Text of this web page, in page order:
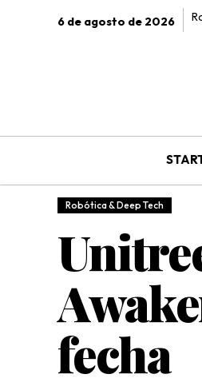
6 de agosto de 2026
Robótica & Deep Tech
fecha